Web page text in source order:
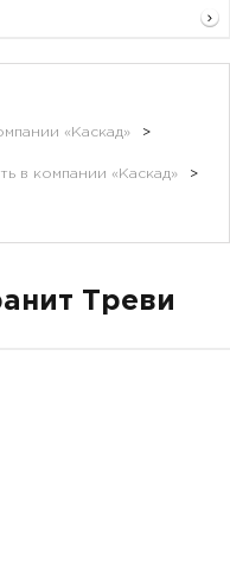
«Каскад» >
в компании «Каскад» >
Треви